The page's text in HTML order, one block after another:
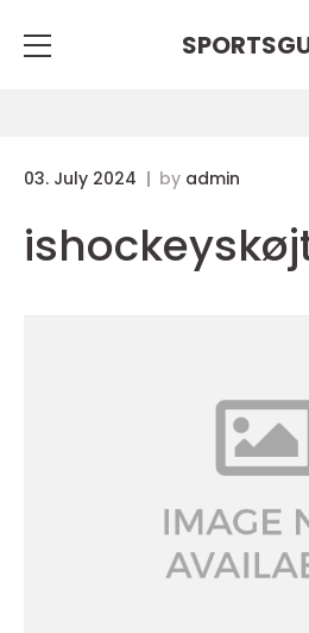
03. July 2024 by admin